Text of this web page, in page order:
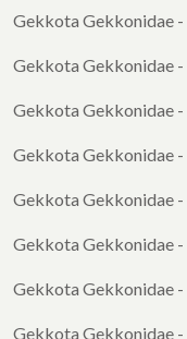
Gekkota Gekkonidae -
Gekkota Gekkonidae -
Gekkota Gekkonidae -
Gekkota Gekkonidae -
Gekkota Gekkonidae -
Gekkota Gekkonidae -
Gekkota Gekkonidae -
Gekkota Gekkonidae -